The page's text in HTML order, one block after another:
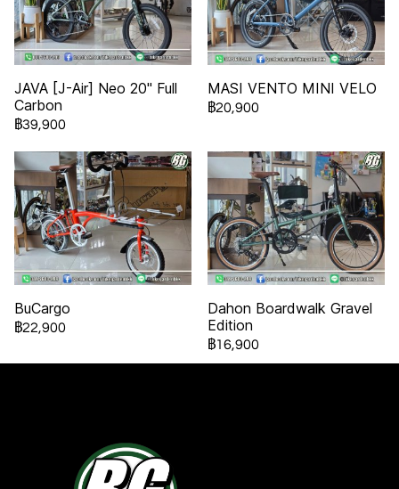
JAVA [J-Air] Neo 20" Full
Carbon
฿39,900
MASI VENTO MINI VELO
฿20,900
BuCargo
฿22,900
Dahon Boardwalk Gravel
Edition
฿16,900